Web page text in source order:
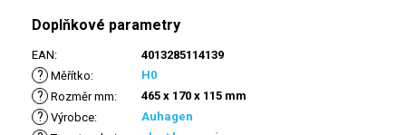
Doplňkové parametry
EAN: 4013285114139
? Měřítko: H0
? Rozměr mm: 465 x 170 x 115 mm
? Výrobce: Auhagen